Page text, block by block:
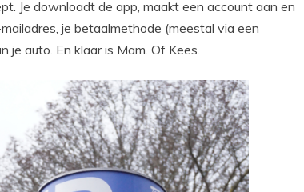
Je downloadt de app, maakt een account aan en
je betaalmethode (meestal via een
auto. En klaar is Mam. Of Kees.